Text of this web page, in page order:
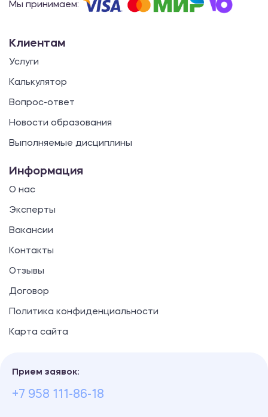
Мы принимаем:
Клиентам
Услуги
Калькулятор
Вопрос-ответ
Новости образования
Выполняемые дисциплины
Информация
О нас
Эксперты
Вакансии
Контакты
Отзывы
Договор
Политика конфиденциальности
Карта сайта
Прием заявок:
+7 958 111-86-18